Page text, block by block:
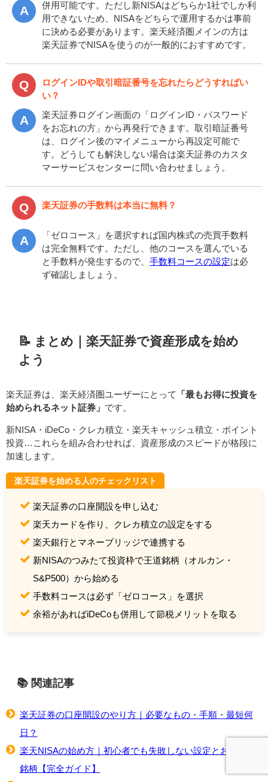
併用可能です。ただし新NISAはどちらか1社でしか利
用できないため、NISAをどちらで運用するかは事前
に決める必要があります。楽天経済圏メインの方は
楽天証券でNISAを使うのが一般的におすすめです。
ログインIDや取引暗証番号を忘れたらどうすればい
い？
楽天証券ログイン画面の「ログインID・パスワード
をお忘れの方」から再発行できます。取引暗証番号
は、ログイン後のマイメニューから再設定可能で
す。どうしても解決しない場合は楽天証券のカスタ
マーサービスセンターに問い合わせましょう。
楽天証券の手数料は本当に無料？
「ゼロコース」を選択すれば国内株式の売買手数料
は完全無料です。ただし、他のコースを選んでいる
と手数料が発生するので、 手数料コースの設定は必
ず確認しましょう。
📝 まとめ｜楽天証券で資産形成を始め
よう
楽天証券は、楽天経済圏ユーザーにとって
「最もお得に投資を
始められるネット証券」 です。
新NISA・iDeCo・クレカ積立・楽天キャッシュ積立・ポイント
投資…これらを組み合わせれば、資産形成のスピードが格段に
加速します。
楽天証券を始める人のチェックリスト
楽天証券の口座開設を申し込む
楽天カードを作り、クレカ積立の設定をする
楽天銀行とマネーブリッジで連携する
新NISAのつみたて投資枠で王道銘柄（オルカン・
S&P500）から始める
手数料コースは必ず「ゼロコース」を選択
余裕があればiDeCoも併用して節税メリットを取る
📚 関連記事
楽天証券の口座開設のやり方｜必要なもの・手順・最短何
日？
楽天NISAの始め方｜初心者でも失敗しない設定とおすすめ
銘柄【完全ガイド】